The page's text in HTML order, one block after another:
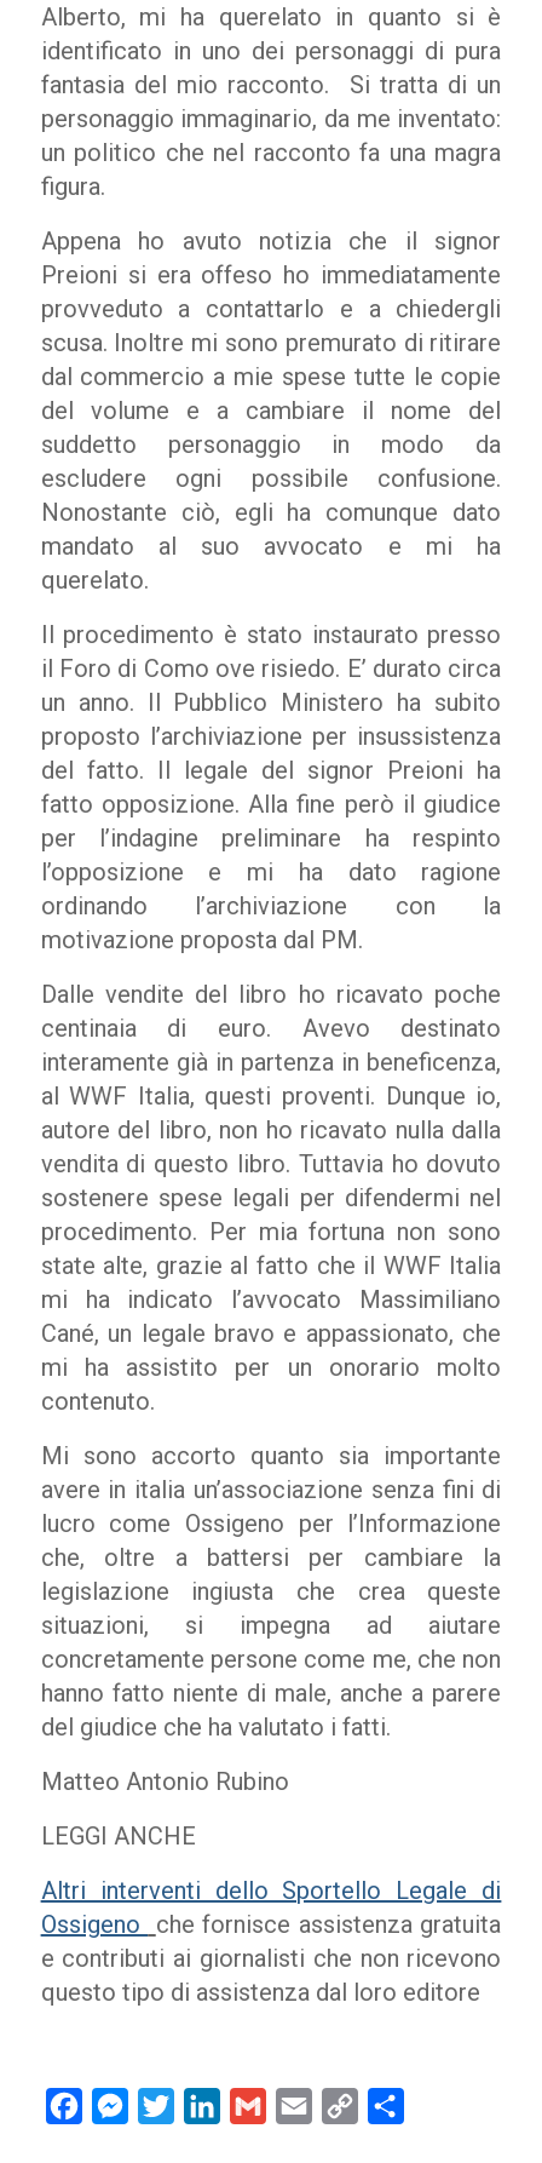
Alberto, mi ha querelato in quanto si è
identificato in uno dei personaggi di pura
fantasia del mio racconto. Si tratta di un
personaggio immaginario, da me inventato:
un politico che nel racconto fa una magra
figura.
Appena ho avuto notizia che il signor
Preioni si era offeso ho immediatamente
provveduto a contattarlo e a chiedergli
scusa. Inoltre mi sono premurato di ritirare
dal commercio a mie spese tutte le copie
del volume e a cambiare il nome del
suddetto personaggio in modo da
escludere ogni possibile confusione.
Nonostante ciò, egli ha comunque dato
mandato al suo avvocato e mi ha
querelato.
Il procedimento è stato instaurato presso
il Foro di Como ove risiedo. E’ durato circa
un anno. Il Pubblico Ministero ha subito
proposto l’archiviazione per insussistenza
del fatto. Il legale del signor Preioni ha
fatto opposizione. Alla fine però il giudice
per l’indagine preliminare ha respinto
l’opposizione e mi ha dato ragione
ordinando l’archiviazione con la
motivazione proposta dal PM.
Dalle vendite del libro ho ricavato poche
centinaia di euro. Avevo destinato
interamente già in partenza in beneficenza,
al WWF Italia, questi proventi. Dunque io,
autore del libro, non ho ricavato nulla dalla
vendita di questo libro. Tuttavia ho dovuto
sostenere spese legali per difendermi nel
procedimento. Per mia fortuna non sono
state alte, grazie al fatto che il WWF Italia
mi ha indicato l’avvocato Massimiliano
Cané, un legale bravo e appassionato, che
mi ha assistito per un onorario molto
contenuto.
Mi sono accorto quanto sia importante
avere in italia un’associazione senza fini di
lucro come Ossigeno per l’Informazione
che, oltre a battersi per cambiare la
legislazione ingiusta che crea queste
situazioni, si impegna ad aiutare
concretamente persone come me, che non
hanno fatto niente di male, anche a parere
del giudice che ha valutato i fatti.
Matteo Antonio Rubino
LEGGI ANCHE
Altri interventi dello Sportello Legale di
Ossigeno
che fornisce assistenza gratuita
e contributi ai giornalisti che non ricevono
questo tipo di assistenza dal loro editore
FacebookMessenger
Twitter LinkedInGmail Email
Copy